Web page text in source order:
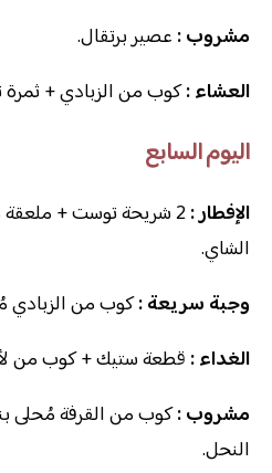
مشروب : عصير برتقال.
العشاء :كوب من الزبادي + ثمرة
اليوم السابع
الإفطار :
2 شريحة توست +
الشاي.
وجبة سريعة :كوب من الزبادي
الغداء : قطعة ستيك + كوب من
مشروب :كوب من القرفة
النحل.